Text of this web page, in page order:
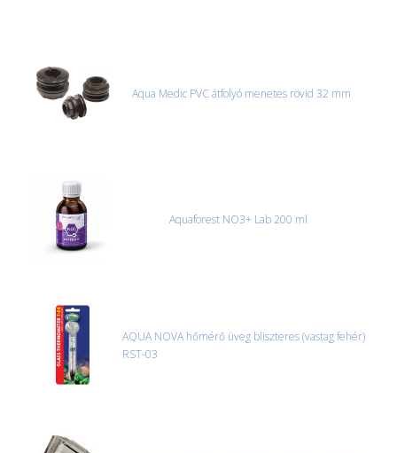
Aqua Medic PVC átfolyó menetes rövid 32 mm
Aquaforest NO3+ Lab 200 ml
AQUA NOVA hőmérő üveg bliszteres (vastag fehér)
RST-03